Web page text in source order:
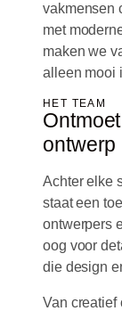
vakmensen
met
maken we
alleen mooi
HET TEAM
ontwerp
Achter elke
staat een
ontwerpers
oog voor
die design
Van creatief